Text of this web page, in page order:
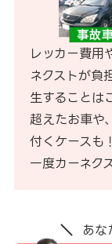
レッカー費用
ネクストが負
生することは
超えたお車や
付くケースも
一度カーネク
あな